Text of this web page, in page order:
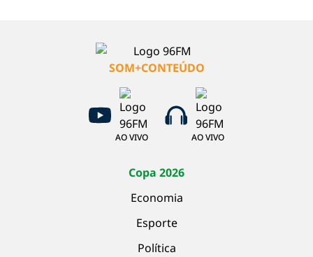
SOM+CONTEÚDO
AO VIVO AO VIVO
Copa 2026
Economia
Esporte
Política